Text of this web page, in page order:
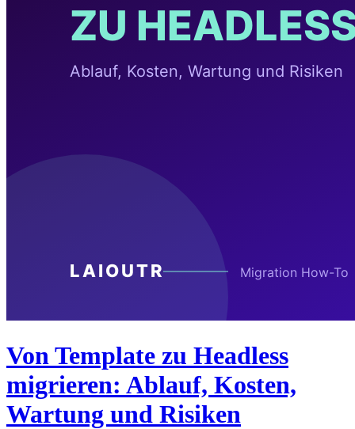
Von Template zu Headless
migrieren: Ablauf, Kosten,
Wartung und Risiken